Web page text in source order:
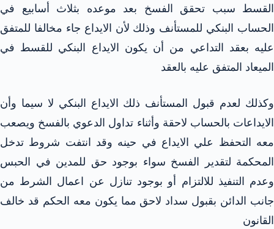
القسط سبب تحقق الفسخ بعد موعده بثلاث أسابيع في
الحساب البنكي للمستأنف وذلك لأن الايداع جاء مخالفا للمتفق
عليه بعقد التداعي من أن يكون الايداع البنكي للقسط في
الميعاد المتفق عليه بالعقد
وكذلك لعدم قبول المستأنف ذلك الايداع البنكي لا سيما وأن
الايداعات بالحساب لاحقة وأثناء تداول الدعوي بالفسخ ويصعب
معه التحفظ علي الايداع في حينه وقد انتفت شروط تدخل
المحكمة لتقدير الفسخ سواء بوجود حق للمدين في الحبس
وعدم التنفيذ للالتزام أو بوجود تنازل عن اعمال الشرط من
جانب الدائن بقبول سداد لاحق مما يكون معه الحكم قد خالف
القانون